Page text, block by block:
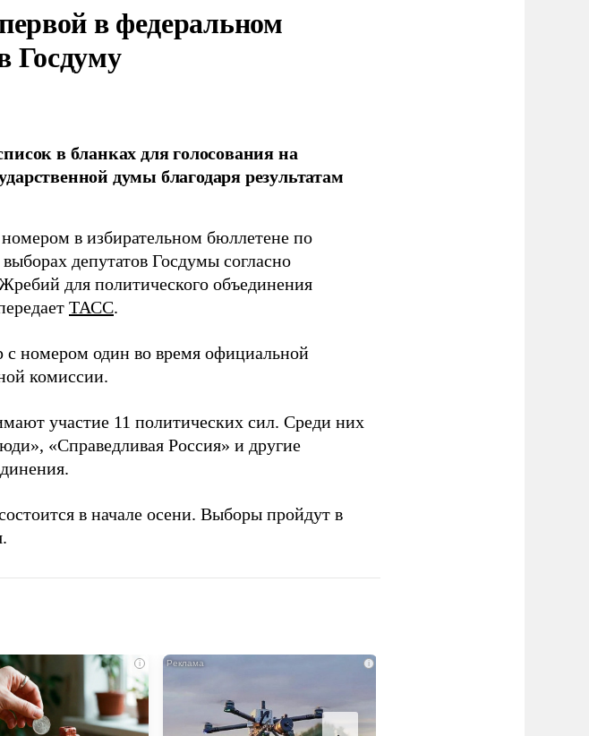
в федеральном
Госдуму
в бланках для голосования на
думы благодаря результатам
в избирательном бюллетене по
депутатов Госдумы согласно
для политического объединения
ТАСС.
с номером один во время официальной
комиссии.
участие 11 политических сил. Среди них
«Справедливая Россия» и другие
в начале осени. Выборы пройдут в
i i